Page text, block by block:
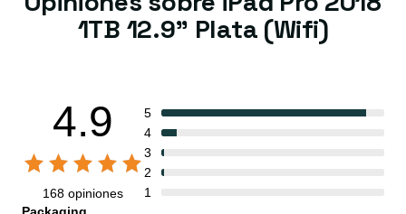
1TB 12.9" Plata (Wifi)
4.9
168 opiniones
5
4
3
2
1